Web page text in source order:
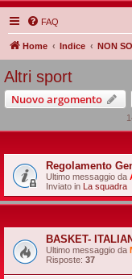
FAQ
Home Indice NON
Altri sport
Nuovo argomento
Regolamento
Ultimo messaggio da
Inviato in La squadra
BASKET-
Ultimo messaggio da
Risposte: 37